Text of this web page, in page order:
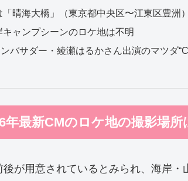
晴海大橋」（東京都中央区〜江東区豊洲）
ャンプシーンのロケ地は不明
ンバサダー・綾瀬はるかさん出演のマツダ
年最新CMのロケ地の撮影場所
が用意されているとみられ、海岸